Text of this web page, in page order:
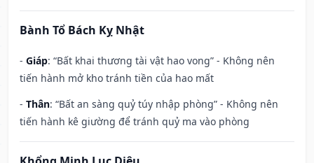
Bành Tổ Bách Kỵ Nhật
- Giáp: “Bất khai thương tài vật hao vong” - Không nên
tiến hành mở kho tránh tiền của hao mất
- Thân: “Bất an sàng quỷ túy nhập phòng” - Không nên
tiến hành kê giường để tránh quỷ ma vào phòng